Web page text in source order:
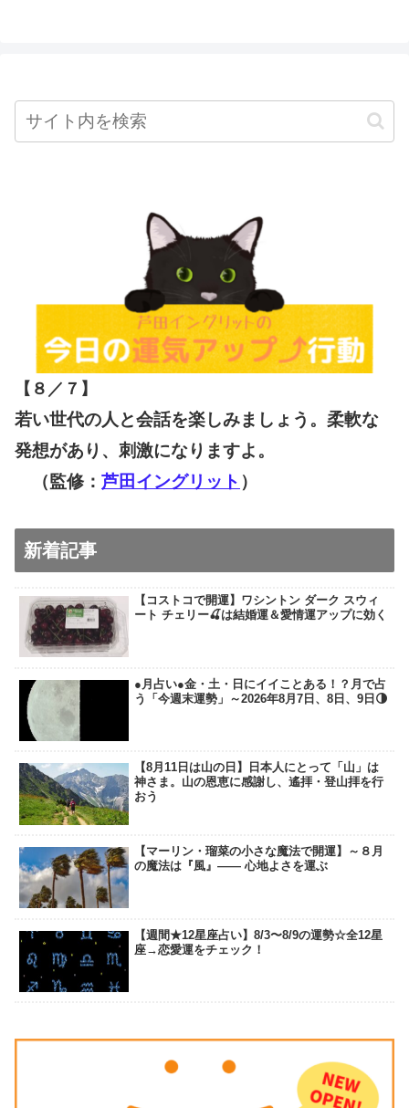
【８／７ 】
若い世代の人と会話を楽しみましょう。柔軟な
発想があり、刺激になりますよ。
（監修： 芦田イングリット ）
新着記事
【コストコで開運】ワシントン ダーク スウィ
ート チェリー🍒は結婚運＆愛情運アップに効く
●月占い●金・土・日にイイことある！？月で占
う「今週末運勢」～2026年8月7日、8日、9日🌗
【8月11日は山の日】日本人にとって「山」は
神さま。山の恩恵に感謝し、遙拝・登山拝を行
おう
【マーリン・瑠菜の小さな魔法で開運】～８月
の魔法は『風』―― 心地よさを運ぶ
【週間★12星座占い】8/3〜8/9の運勢☆全12星
座→恋愛運をチェック！